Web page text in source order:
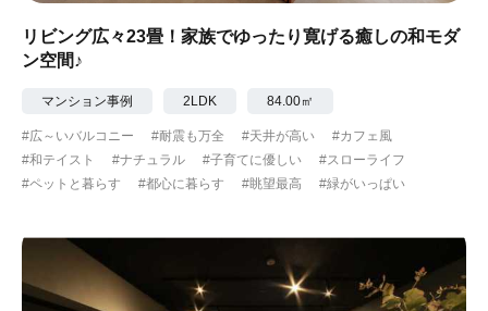
リビング広々23畳！家族でゆったり寛げる癒しの和モダ
ン空間♪
マンション事例 2LDK 84.00㎡
#広～いバルコニー #耐震も万全 #天井が高い
#カフェ風
#和テイスト
#ナチュラル #子育てに優しい
#スローライフ
#ペットと暮らす
#都心に暮らす #眺望最高 #緑がいっぱい